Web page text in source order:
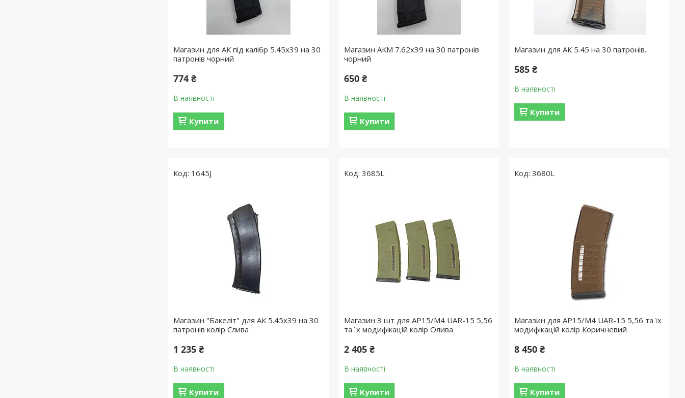
Магазин для АК під калібр 5.45х39 на 30
патронів чорний
774 ₴
В наявності
Купити
Магазин АКМ 7.62х39 на 30 патронів
чорний
650 ₴
В наявності
Купити
Магазин для АК 5.45 на 30 патронів.
585 ₴
В наявності
Купити
1645J
Магазин "Бакеліт" для АК 5.45х39 на 30
патронів колір Слива
1 235 ₴
В наявності
Купити
3685L
Магазин 3 шт для АР15/М4 UAR-15 5,56
та їх модифікацій колір Олива
2 405 ₴
В наявності
Купити
3680L
Магазин для АР15/М4 UAR-15 5,56 та їх
модифікацій колір Коричневий
8 450 ₴
В наявності
Купити